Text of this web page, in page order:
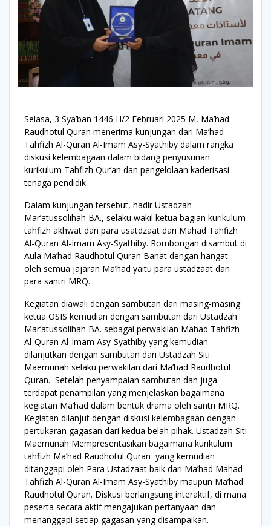
Selasa, 3 Sya’ban 1446 H/2 Februari 2025 M, Ma’had
Raudhotul Quran menerima kunjungan dari Ma’had
Tahfizh Al-Quran Al-Imam Asy-Syathiby dalam rangka
diskusi kelembagaan dalam bidang penyusunan
kurikulum Tahfizh Qur’an dan pengelolaan kaderisasi
tenaga pendidik.
Dalam kunjungan tersebut, hadir Ustadzah
Mar’atussolihah BA., selaku wakil ketua bagian kurikulum
tahfizh akhwat dan para usatdzaat dari Mahad Tahfizh
Al-Quran Al-Imam Asy-Syathiby. Rombongan disambut di
Aula Ma’had Raudhotul Quran Banat dengan hangat
oleh semua jajaran Ma’had yaitu para ustadzaat dan
para santri MRQ.
Kegiatan diawali dengan sambutan dari masing-masing
ketua OSIS kemudian dengan sambutan dari Ustadzah
Mar’atussolihah BA. sebagai perwakilan Mahad Tahfizh
Al-Quran Al-Imam Asy-Syathiby yang kemudian
dilanjutkan dengan sambutan dari Ustadzah Siti
Maemunah selaku perwakilan dari Ma’had Raudhotul
Quran. Setelah penyampaian sambutan dan juga
terdapat penampilan yang menjelaskan bagaimana
kegiatan Ma’had dalam bentuk drama oleh santri MRQ.
Kegiatan dilanjut dengan diskusi kelembagaan dengan
pertukaran gagasan dari kedua belah pihak. Ustadzah Siti
Maemunah Mempresentasikan bagaimana kurikulum
tahfizh Ma’had Raudhotul Quran yang kemudian
ditanggapi oleh Para Ustadzaat baik dari Ma’had Mahad
Tahfizh Al-Quran Al-Imam Asy-Syathiby maupun Ma’had
Raudhotul Quran. Diskusi berlangsung interaktif, di mana
peserta secara aktif mengajukan pertanyaan dan
menanggapi setiap gagasan yang disampaikan.